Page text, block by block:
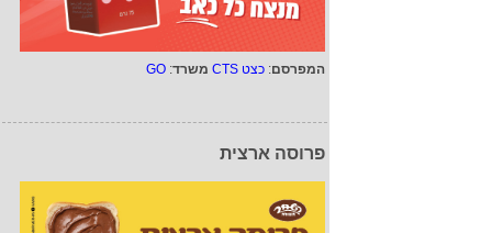
המפרסם: כצט CTS משרד:
GO
פרוסה ארצית